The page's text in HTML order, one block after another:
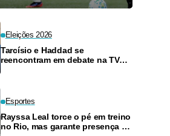
Eleições 2026
Tarcísio e Haddad se
reencontram em debate na TV
Esportes
Rayssa Leal torce o pé em treino
no Rio, mas garante presença no